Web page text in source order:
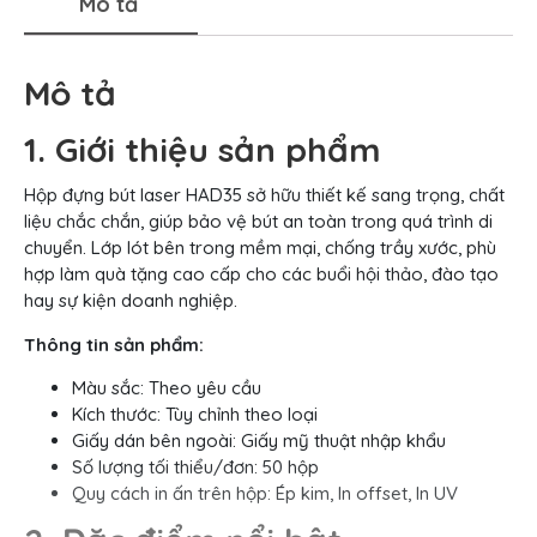
Mô tả
1. Giới thiệu sản phẩm
Hộp đựng bút laser HAD35 sở hữu thiết kế sang trọng, chất
liệu chắc chắn, giúp bảo vệ bút an toàn trong quá trình di
chuyển. Lớp lót bên trong mềm mại, chống trầy xước, phù
hợp làm quà tặng cao cấp cho các buổi hội thảo, đào tạo
hay sự kiện doanh nghiệp.
Thông tin sản phẩm:
Màu sắc: Theo yêu cầu
Kích thước: Tùy chỉnh theo loại
Giấy dán bên ngoài: Giấy mỹ thuật nhập khẩu
Số lượng tối thiểu/đơn: 50 hộp
Quy cách in ấn trên hộp: Ép kim, In offset, In UV